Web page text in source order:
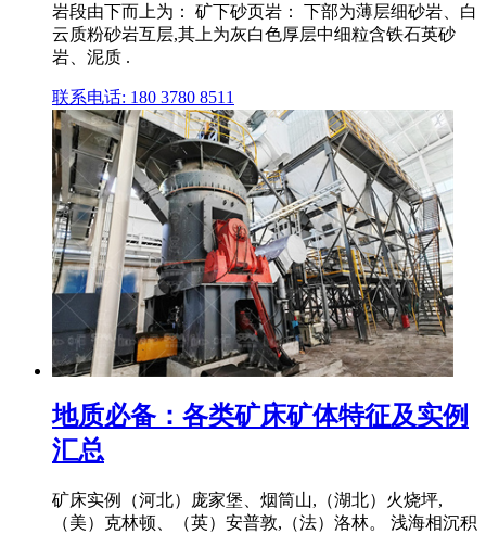
岩段由下而上为： 矿下砂页岩： 下部为薄层细砂岩、白
云质粉砂岩互层,其上为灰白色厚层中细粒含铁石英砂
岩、泥质 .
联系电话: 180 3780 8511
地质必备：各类矿床矿体特征及实例
汇总
矿床实例（河北）庞家堡、烟筒山,（湖北）火烧坪,
（美）克林顿、（英）安普敦,（法）洛林。 浅海相沉积